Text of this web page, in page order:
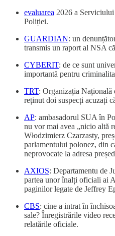
evaluarea 2026 a
Poliției.
GUARDIAN: un
transmis un raport al NSA
CYBERIT: de ce sunt
importantă pentru
TRT: Organizația
reținut doi suspecți acuzați
AP: ambasadorul SUA în
nu vor mai avea „nicio altă
Włodzimierz Czarzasty,
parlamentului polonez, din
neprovocate la adresa
AXIOS: Departamentu de
partea unor înalți oficiali ai
paginilor legate de Jeffrey
CBS: cine a intrat în
sale? Înregistrările video
relatările oficiale.